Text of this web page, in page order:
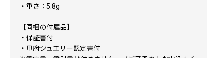
・重さ：5.8g
【同梱の付属品】
・保証書付
・甲府ジュエリー認定書付